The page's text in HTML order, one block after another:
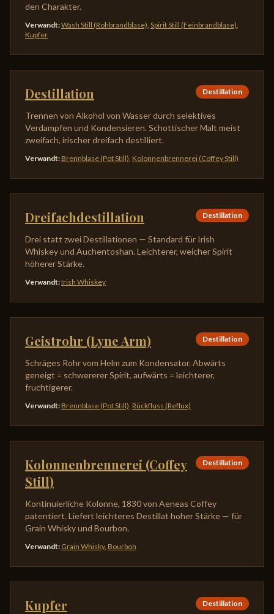
den Charakter.
Verwandt:Wash Still (Rohbrandblase), Spirit Still (Feinbrandblase),
Kupfer
Destillation Destillation
Trennen von Alkohol von Wasser durch selektives
Verdampfen und Kondensieren. Schottischer Malt meist
zweifach, irischer dreifach destilliert.
Verwandt: Brennblase (Pot Still), Kolonnenbrennerei (Coffey Still)
Dreifachdestillation Destillation
Drei statt zwei Destillationen — Standard für Irish
Whiskey und Auchentoshan. Leichterer, weicher Spirit
höherer Stärke.
Verwandt: Irish Whiskey
Geistrohr (Lyne Arm) Destillation
Schräges Rohr vom Helm zum Kondensator. Abwärts
geneigt = schwererer Spirit, aufwärts = leichterer,
fruchtigerer.
Verwandt: Brennblase (Pot Still), Rückfluss (Reflux)
Kolonnenbrennerei (Coffey
Still)
Destillation
Kontinuierliche Kolonne, 1830 von Aeneas Coffey
patentiert. Liefert leichteres Destillat hoher Stärke — für
Grain Whisky und Bourbon.
Verwandt: Grain Whisky, Bourbon
Kupfer Destillation